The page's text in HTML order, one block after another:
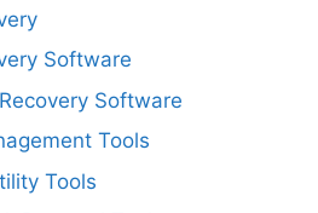
Software
Software
Tools
Tools